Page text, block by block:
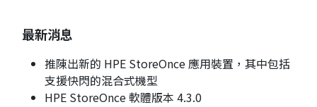
最新消息
推陳出新的 HPE StoreOnce 應用裝置，其中包括
支援快閃的混合式機型
HPE StoreOnce 軟體版本 4.3.0